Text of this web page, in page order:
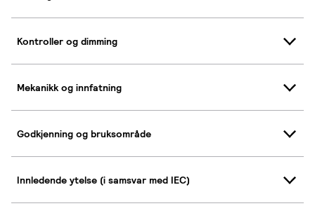
Kontroller og dimming
Mekanikk og innfatning
Godkjenning og bruksområde
Innledende ytelse (i samsvar med IEC)